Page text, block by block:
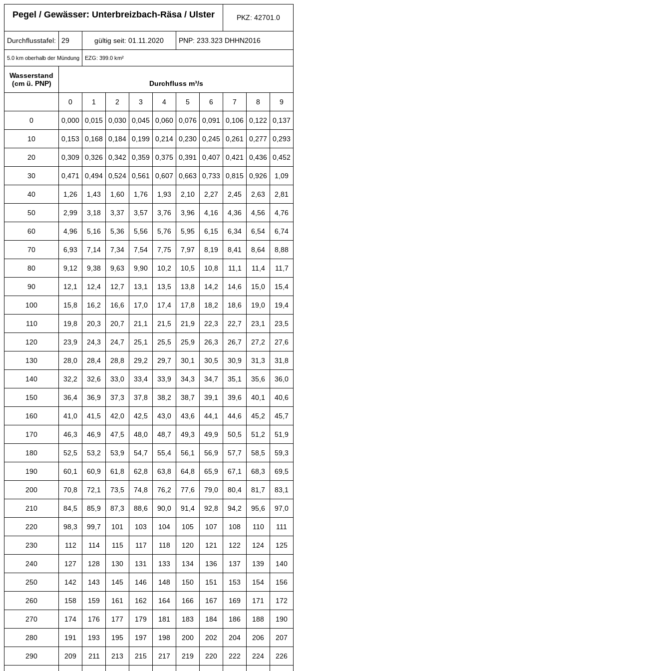
Pegel / Gewässer: Unterbreizbach-Räsa / Ulster PKZ: 42701.0
Durchflusstafel: 29 gültig seit: 01.11.2020 PNP: 233.323 DHHN2016
5.0 km oberhalb der Mündung EZG: 399.0 km²
Wasserstand
(cm ü. PNP)
Durchfluss m³/s
0 1 2 3 4 5 6 7 8 9
0 0,000 0,015 0,030 0,045 0,060 0,076 0,091 0,106 0,122 0,137
10 0,153 0,168 0,184 0,199 0,214 0,230 0,245 0,261 0,277 0,293
20 0,309 0,326 0,342 0,359 0,375 0,391 0,407 0,421 0,436 0,452
30 0,471 0,494 0,524 0,561 0,607 0,663 0,733 0,815 0,926 1,09
40 1,26 1,43 1,60 1,76 1,93 2,10 2,27 2,45 2,63 2,81
50 2,99 3,18 3,37 3,57 3,76 3,96 4,16 4,36 4,56 4,76
60 4,96 5,16 5,36 5,56 5,76 5,95 6,15 6,34 6,54 6,74
70 6,93 7,14 7,34 7,54 7,75 7,97 8,19 8,41 8,64 8,88
80 9,12 9,38 9,63 9,90 10,2 10,5 10,8 11,1 11,4 11,7
90 12,1 12,4 12,7 13,1 13,5 13,8 14,2 14,6 15,0 15,4
100 15,8 16,2 16,6 17,0 17,4 17,8 18,2 18,6 19,0 19,4
110 19,8 20,3 20,7 21,1 21,5 21,9 22,3 22,7 23,1 23,5
120 23,9 24,3 24,7 25,1 25,5 25,9 26,3 26,7 27,2 27,6
130 28,0 28,4 28,8 29,2 29,7 30,1 30,5 30,9 31,3 31,8
140 32,2 32,6 33,0 33,4 33,9 34,3 34,7 35,1 35,6 36,0
150 36,4 36,9 37,3 37,8 38,2 38,7 39,1 39,6 40,1 40,6
160 41,0 41,5 42,0 42,5 43,0 43,6 44,1 44,6 45,2 45,7
170 46,3 46,9 47,5 48,0 48,7 49,3 49,9 50,5 51,2 51,9
180 52,5 53,2 53,9 54,7 55,4 56,1 56,9 57,7 58,5 59,3
190 60,1 60,9 61,8 62,8 63,8 64,8 65,9 67,1 68,3 69,5
200 70,8 72,1 73,5 74,8 76,2 77,6 79,0 80,4 81,7 83,1
210 84,5 85,9 87,3 88,6 90,0 91,4 92,8 94,2 95,6 97,0
220 98,3 99,7 101 103 104 105 107 108 110 111
230 112 114 115 117 118 120 121 122 124 125
240 127 128 130 131 133 134 136 137 139 140
250 142 143 145 146 148 150 151 153 154 156
260 158 159 161 162 164 166 167 169 171 172
270 174 176 177 179 181 183 184 186 188 190
280 191 193 195 197 198 200 202 204 206 207
290 209 211 213 215 217 219 220 222 224 226